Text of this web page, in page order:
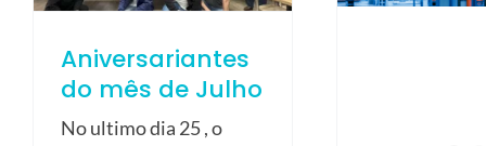
Aniversariantes
do mês de Julho
No ultimo dia 25 , o